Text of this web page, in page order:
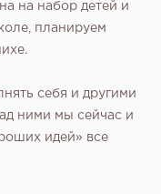
на набор детей и
планируем
себя и другими
ними мы сейчас и
идей» все